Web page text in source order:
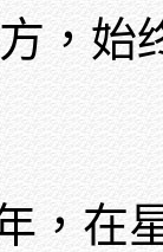
，始
，在